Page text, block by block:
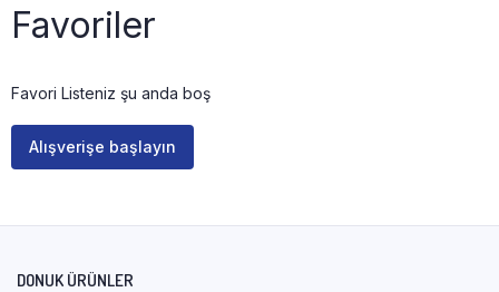
Favoriler
Favori Listeniz şu anda boş
Alışverişe başlayın
DONUK ÜRÜNLER